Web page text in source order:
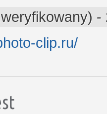
-
clip.ru/